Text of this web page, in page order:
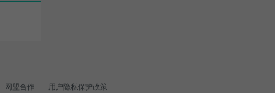
网盟合作 用户隐私保护政策